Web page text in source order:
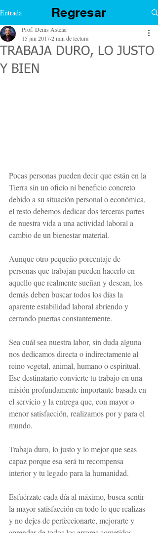
Entrada
TRABAJA DURO, LO JUSTO
Y BIEN
Prof. Denis Astelar
15 jun 20172 min de lectura
Pocas personas pueden decir que están en la
Tierra sin un oficio ni beneficio concreto
debido a su situación personal o económica,
el resto debemos dedicar dos terceras partes
de nuestra vida a una actividad laboral a
cambio de un bienestar material.
Aunque otro pequeño porcentaje de
personas que trabajan pueden hacerlo en
aquello que realmente sueñan y desean, los
demás deben buscar todos los días la
aparente estabilidad laboral abriendo y
cerrando puertas constantemente.
Sea cuál sea nuestra labor, sin duda alguna
nos dedicamos directa o indirectamente al
reino vegetal, animal, humano o espiritual.
Ese destinatario convierte tu trabajo en una
misión profundamente importante basada en
el servicio y la entrega que, con mayor o
menor satisfacción, realizamos por y para el
mundo.
Trabaja duro, lo justo y lo mejor que seas
capaz porque esa será tu recompensa
interior y tu legado para la humanidad.
Esfuérzate cada día al máximo, busca sentir
la mayor satisfacción en todo lo que realizas
y no dejes de perfeccionarte, mejorarte y
Regresar